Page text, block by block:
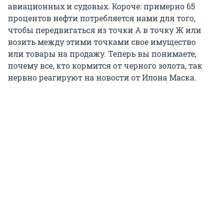
авиационных и судовых. Короче: примерно 65
процентов нефти потребляется нами для того,
чтобы передвигаться из точки А в точку Ж или
возить между этими точками свое имущество
или товары на продажу. Теперь вы понимаете,
почему все, кто кормится от черного золота, так
нервно реагируют на новости от Илона Маска.